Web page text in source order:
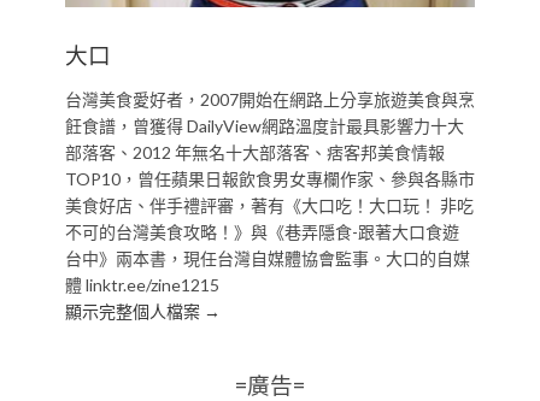
大口
台灣美食愛好者，2007開始在網路上分享旅遊美食與烹
飪食譜，曾獲得 DailyView網路溫度計最具影響力十大
部落客、2012 年無名十大部落客、痞客邦美食情報
TOP10，曾任蘋果日報飲食男女專欄作家、參與各縣市
美食好店、伴手禮評審，著有《大口吃！大口玩！ 非吃
不可的台灣美食攻略！》與《巷弄隱食-跟著大口食遊
台中》兩本書，現任台灣自媒體協會監事。大口的自媒
體 linktr.ee/zine1215
顯示完整個人檔案 →
=廣告=